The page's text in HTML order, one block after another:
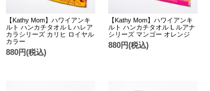
【Kathy Mom】ハワイアンキ
ルト ハンカチタオル L ハレア
カラシリーズ カリヒ ロイヤル
カラー
880円(税込)
【Kathy Mom】ハワイアンキ
ルト ハンカチタオル L ルアナ
シリーズ マンゴー オレンジ
880円(税込)